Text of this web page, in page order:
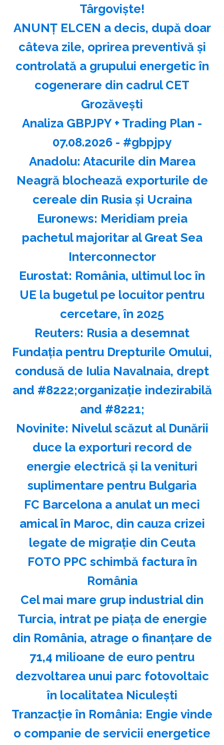
Târgoviște!
ANUNȚ ELCEN a decis, după doar
câteva zile, oprirea preventivă și
controlată a grupului energetic în
cogenerare din cadrul CET
Grozăvești
Analiza GBPJPY + Trading Plan -
07.08.2026 - #gbpjpy
Anadolu: Atacurile din Marea
Neagră blochează exporturile de
cereale din Rusia şi Ucraina
Euronews: Meridiam preia
pachetul majoritar al Great Sea
Interconnector
Eurostat: România, ultimul loc în
UE la bugetul pe locuitor pentru
cercetare, în 2025
Reuters: Rusia a desemnat
Fundaţia pentru Drepturile Omului,
condusă de Iulia Navalnaia, drept
and #8222;organizaţie indezirabilă
and #8221;
Novinite: Nivelul scăzut al Dunării
duce la exporturi record de
energie electrică şi la venituri
suplimentare pentru Bulgaria
FC Barcelona a anulat un meci
amical în Maroc, din cauza crizei
legate de migraţie din Ceuta
FOTO PPC schimbă factura în
România
Cel mai mare grup industrial din
Turcia, intrat pe piața de energie
din România, atrage o finanțare de
71,4 milioane de euro pentru
dezvoltarea unui parc fotovoltaic
în localitatea Niculești
Tranzacție în România: Engie vinde
o companie de servicii energetice